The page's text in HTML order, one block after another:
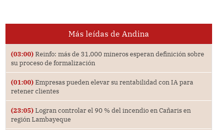
Más leídas de Andina
(03:00) Reinfo: más de 31,000 mineros esperan definición sobre
su proceso de formalización
(01:00) Empresas pueden elevar su rentabilidad con IA para
retener clientes
(23:05) Logran controlar el 90 % del incendio en Cañaris en
región Lambayeque